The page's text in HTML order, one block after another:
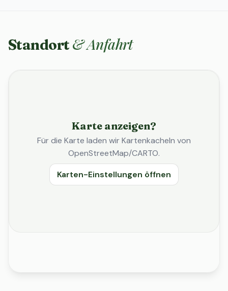
Standort & Anfahrt
Karte anzeigen?
Für die Karte laden wir Kartenkacheln von
OpenStreetMap/CARTO.
Karten-Einstellungen öffnen